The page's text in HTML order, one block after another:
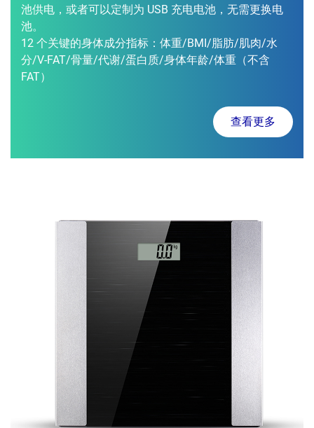
池供电，或者可以定制为 USB 充电电池，无需更换电
池。
12 个关键的身体成分指标：体重/BMI/脂肪/肌肉/水
分/V-FAT/骨量/代谢/蛋白质/身体年龄/体重（不含
FAT）
查看更多